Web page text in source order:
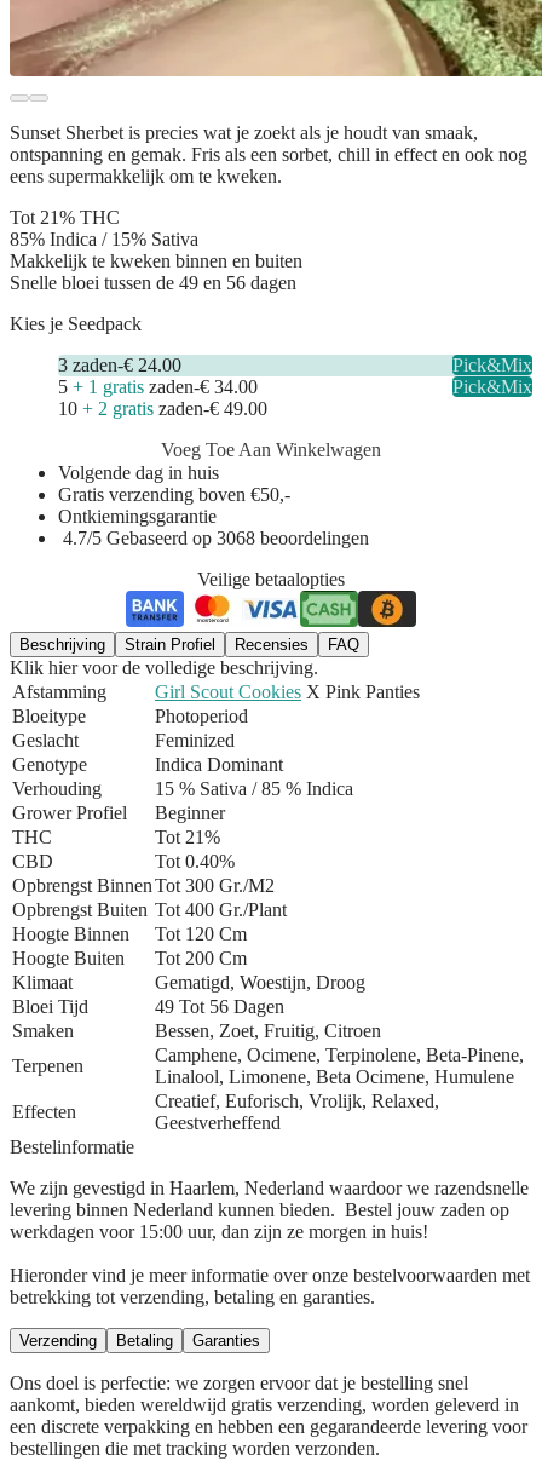
Sunset Sherbet is precies wat je zoekt als je houdt van smaak,
ontspanning en gemak. Fris als een sorbet, chill in effect en ook nog
eens supermakkelijk om te kweken.
Tot 21% THC
85% Indica / 15% Sativa
Makkelijk te kweken binnen en buiten
Snelle bloei tussen de 49 en 56 dagen
Kies je Seedpack
3 zaden-€ 24.00
Pick&Mix
5 + 1 gratis zaden-€ 34.00
Pick&Mix
10 + 2 gratis zaden-€ 49.00
Voeg Toe Aan Winkelwagen
Volgende dag in huis
Gratis verzending boven €50,-
Ontkiemingsgarantie
4.7/5 Gebaseerd op 3068 beoordelingen
Veilige betaalopties
Beschrijving Strain Profiel Recensies FAQ
Klik hier voor de volledige beschrijving.
Afstamming
Girl Scout Cookies X Pink Panties
Bloeitype
Photoperiod
Geslacht
Feminized
Genotype
Indica Dominant
Verhouding
15 % Sativa / 85 % Indica
Grower Profiel
Beginner
THC
Tot 21%
CBD
Tot 0.40%
Opbrengst BinnenTot 300 Gr./m2
Opbrengst Buiten Tot 400 Gr./plant
Hoogte Binnen
Tot 120 Cm
Hoogte Buiten
Tot 200 Cm
Klimaat
Gematigd, Woestijn, Droog
Bloei Tijd
49 Tot 56 Dagen
Smaken
Bessen, Zoet, Fruitig, Citroen
Terpenen
Camphene, Ocimene, Terpinolene, Beta-Pinene,
Linalool, Limonene, Beta Ocimene, Humulene
Effecten
Creatief, Euforisch, Vrolijk, Relaxed,
Geestverheffend
Bestelinformatie
We zijn gevestigd in Haarlem, Nederland waardoor we razendsnelle
levering binnen Nederland kunnen bieden. Bestel jouw zaden op
werkdagen voor 15:00 uur, dan zijn ze morgen in huis!
Hieronder vind je meer informatie over onze bestelvoorwaarden met
betrekking tot verzending, betaling en garanties.
Verzending Betaling Garanties
Ons doel is perfectie: we zorgen ervoor dat je bestelling snel
aankomt, bieden wereldwijd gratis verzending, worden geleverd in
een discrete verpakking en hebben een gegarandeerde levering voor
bestellingen die met tracking worden verzonden.